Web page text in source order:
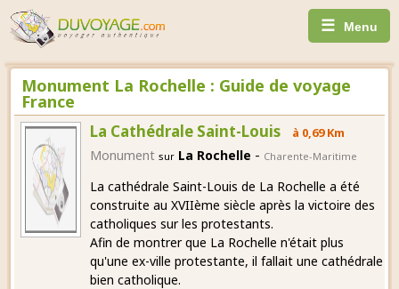
☰ Menu
Monument La Rochelle : Guide de voyage
France
La Cathédrale Saint-Louis à 0,69 Km
Monument sur La Rochelle - Charente-Maritime
La cathédrale Saint-Louis de La Rochelle a été
construite au XVIIème siècle après la victoire des
catholiques sur les protestants.
Afin de montrer que La Rochelle n'était plus
qu'une ex-ville protestante, il fallait une cathédrale
bien catholique.